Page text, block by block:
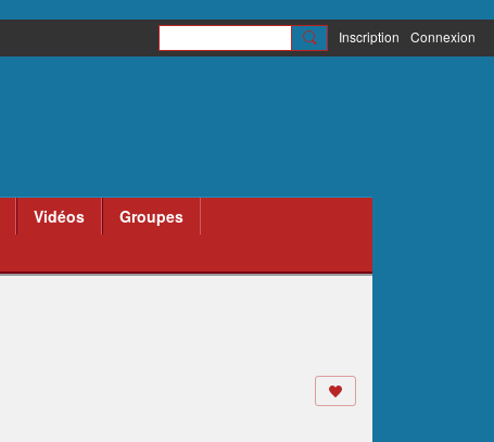
Inscription Connexion
Vidéos
Groupes